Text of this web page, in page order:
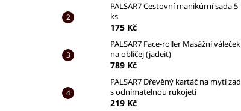
PALSAR7 Cestovní manikúrní sada 5
ks
175 Kč
PALSAR7 Face-roller Masážní váleček
na obličej (jadeit)
789 Kč
PALSAR7 Dřevěný kartáč na mytí zad
s odnímatelnou rukojetí
219 Kč